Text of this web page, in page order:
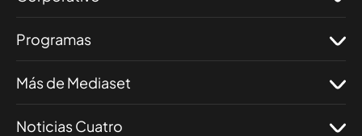
Programas
Más de Mediaset
Noticias Cuatro